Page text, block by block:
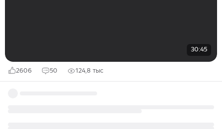
30:45
2606 50 124,8 тыс